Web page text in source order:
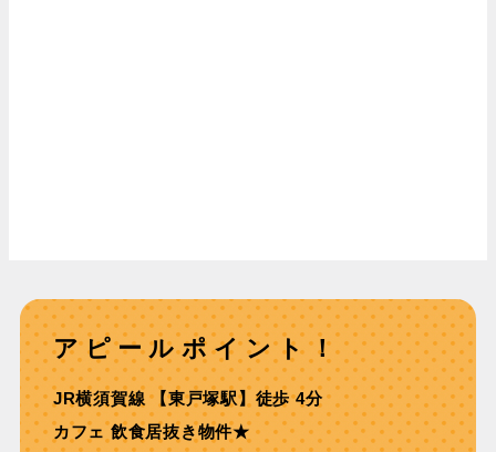
アピールポイント！
JR横須賀線 【東戸塚駅】徒歩 4分
カフェ 飲食居抜き物件★